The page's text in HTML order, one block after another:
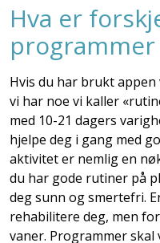
Hva er
Hvis du har brukt
vi har noe vi kaller
med 10-21 dagers
hjelpe deg i gang med
aktivitet er nemlig en
du har gode rutiner på
deg sunn og smertefri.
rehabilitere deg, men
vaner. Programmer